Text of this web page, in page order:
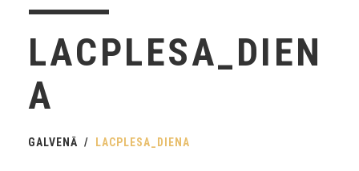
LACPLESA_DIEN
A
GALVENĀ LACPLESA_DIENA